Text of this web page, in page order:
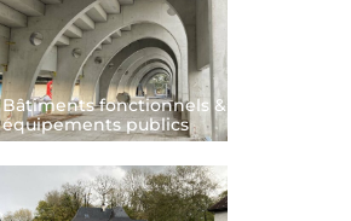
Bâtiments fonctionnels &
équipements publics